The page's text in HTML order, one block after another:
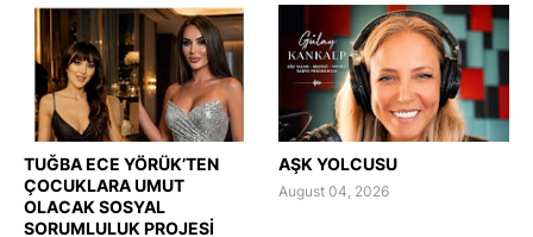
TUĞBA ECE YÖRÜK’TEN
ÇOCUKLARA UMUT
OLACAK SOSYAL
SORUMLULUK PROJESİ
AŞK YOLCUSU
August 04, 2026